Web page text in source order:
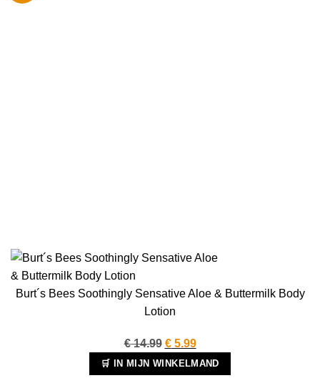
Burt´s Bees Soothingly Sensative Aloe & Buttermilk Body
Lotion
€14.99 Oorspronkelijke
prijs
was:
€5.99Huidige
prijs
is:
🛒 IN MIJN WINKELMAND